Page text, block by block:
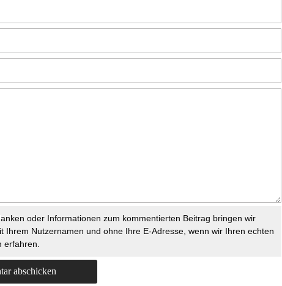
oder Informationen zum kommentierten Beitrag bringen wir
Ihrem Nutzernamen und ohne Ihre E-Adresse, wenn wir Ihren echten
erfahren.